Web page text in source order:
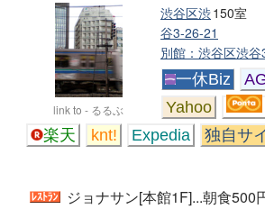
link to - るるぶ
150室
渋谷区渋
谷3-26-21
別館：渋谷区渋
一休Biz
Yahoo
楽天
knt! Expedia 独自サ
ジョナサン[本館1F]...朝食500円